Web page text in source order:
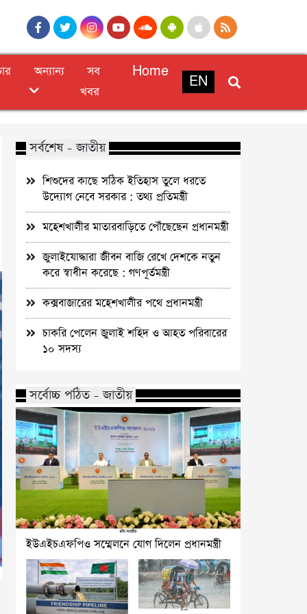
অন্যান্য
সব
খবর
Home
EN
সর্বশেষ - জাতীয়
শিশুদের কাছে সঠিক ইতিহাস তুলে ধরতে
উদ্যোগ নেবে সরকার : তথ্য প্রতিমন্ত্রী
মহেশখালীর মাতারবাড়িতে পৌঁছেছেন প্রধানমন্ত্রী
জুলাইযোদ্ধারা জীবন বাজি রেখে দেশকে নতুন
করে স্বাধীন করেছে : গণপূর্তমন্ত্রী
কক্সবাজারের মহেশখালীর পথে প্রধানমন্ত্রী
চাকরি পেলেন জুলাই শহিদ ও আহত পরিবারের
১০ সদস্য
সর্বোচ্চ পঠিত - জাতীয়
ইউএইচএফপিও সম্মেলনে যোগ দিলেন প্রধানমন্ত্রী